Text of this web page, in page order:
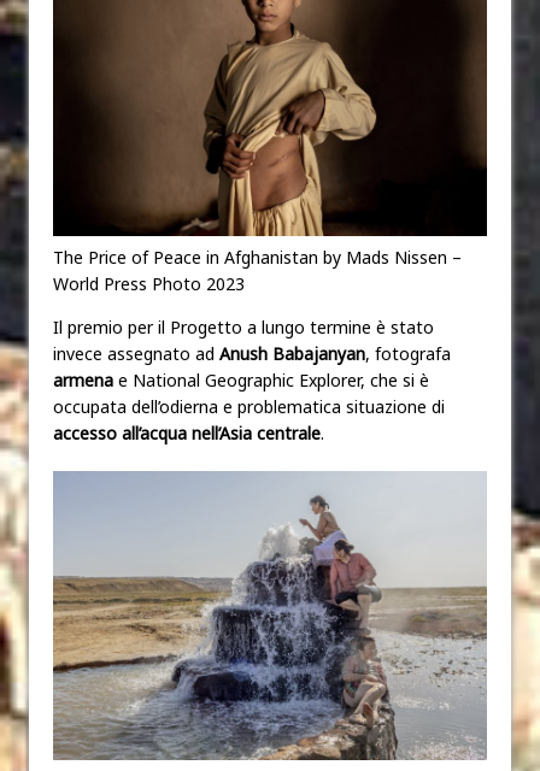
The Price of Peace in Afghanistan by Mads Nissen –
World Press Photo 2023
Il premio per il Progetto a lungo termine è stato
invece assegnato ad Anush Babajanyan, fotografa
armena e National Geographic Explorer, che si è
occupata dell’odierna e problematica situazione di
accesso all’acqua nell’Asia centrale.